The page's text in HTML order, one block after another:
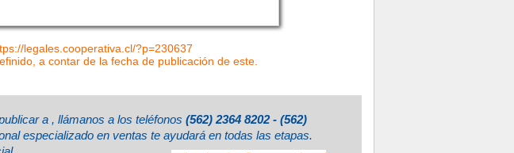
legales.cooperativa.cl/?p=230637
a contar de la fecha de publicación de este.
a , llámanos a los teléfonos (562) 2364 8202 - (562)
especializado en ventas te ayudará en todas las etapas.